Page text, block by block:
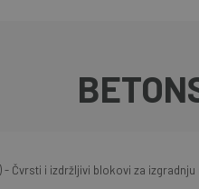
- Čvrsti i izdržljivi blokovi za